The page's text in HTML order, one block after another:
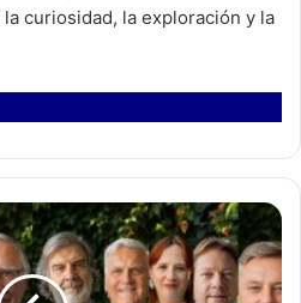
curiosidad, la exploración y la